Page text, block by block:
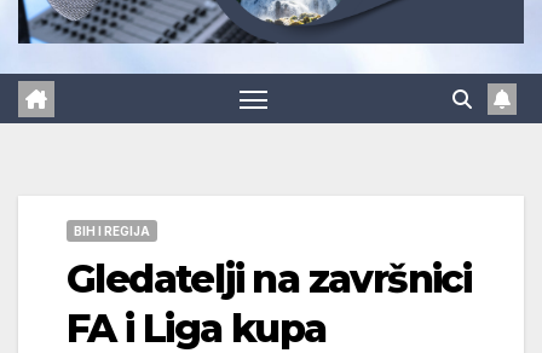
BIH I REGIJA
Gledatelji na završnici
FA i Liga kupa